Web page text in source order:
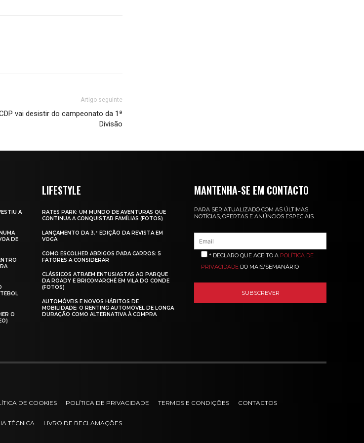
Artigo seguinte
vai desistir do campeonato da 1ª
Divisão
A
DE
O
LIFESTYLE
RATES PARK: UM MUNDO DE AVENTURAS QUE
CONTINUA A CONQUISTAR FAMÍLIAS (FOTOS)
LANÇAMENTO DA 3.ª EDIÇÃO DA REVISTA EM
VOGA
COMO ESCOLHER ABRIGOS PARA CARROS: 5
FATORES A CONSIDERAR
CLÁSSICOS ATRAEM ENTUSIASTAS AO PARQUE
DA ROADY E BRICOMARCHÉ EM VILA DO CONDE
(FOTOS)
AUTOMÓVEIS E NOVOS HÁBITOS DE
MOBILIDADE: O RENTING AUTOMÓVEL DE LONGA
DURAÇÃO COMO ALTERNATIVA À COMPRA
MANTENHA-SE EM CONTACTO
PARA SER ATUALIZADO COM AS ÚLTIMAS
NOTÍCIAS, OFERTAS E ANÚNCIOS ESPECIAIS.
* DECLARO QUE ACEITO A POLÍTICA DE
PRIVACIDADE DO MAIS/SEMANÁRIO
DE COOKIES POLÍTICA DE PRIVACIDADE TERMOS E CONDIÇÕES CONTACTOS
TÉCNICA LIVRO DE RECLAMAÇÕES